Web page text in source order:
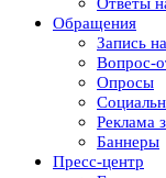
Ответы
Обращения
Запись
Вопрос-
Опросы
Реклама
Баннеры
Пресс-центр